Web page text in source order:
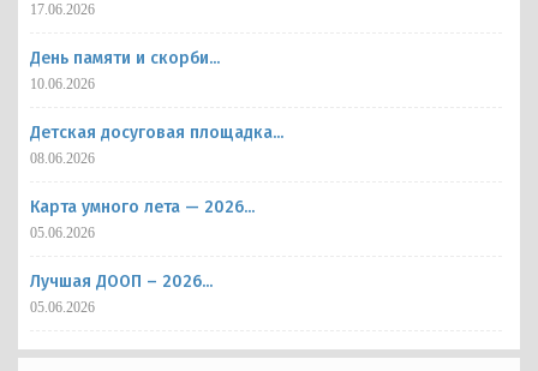
17.06.2026
День памяти и скорби...
10.06.2026
Детская досуговая площадка...
08.06.2026
Карта умного лета — 2026...
05.06.2026
Лучшая ДООП – 2026...
05.06.2026